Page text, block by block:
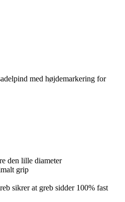
med højdemarkering for
den lille diameter
grip
sikrer at greb sidder 100% fast